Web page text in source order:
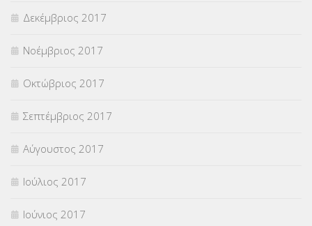
Δεκέμβριος 2017
Νοέμβριος 2017
Οκτώβριος 2017
Σεπτέμβριος 2017
Αύγουστος 2017
Ιούλιος 2017
Ιούνιος 2017